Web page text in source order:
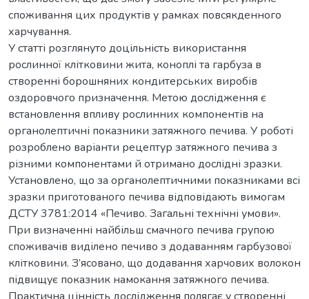
споживання цих продуктів у рамках повсякденного
харчування.
У статті розглянуто доцільність використання
рослинної клітковини жита, коноплі та гарбуза в
створенні борошняних кондитерських виробів
оздоровчого призначення. Метою дослідження є
встановлення впливу рослинних компонентів на
органолептичні показники затяжного печива. У роботі
розроблено варіанти рецептур затяжного печива з
різними компонентами й отримано дослідні зразки.
Установлено, що за органолептичними показниками всі
зразки приготованого печива відповідають вимогам
ДСТУ 3781:2014 «Печиво. Загальні технічні умови».
При визначенні найбільш смачного печива групою
споживачів виділено печиво з додаванням гарбузової
клітковини. З’ясовано, що додавання харчових волокон
підвищує показник намокання затяжного печива.